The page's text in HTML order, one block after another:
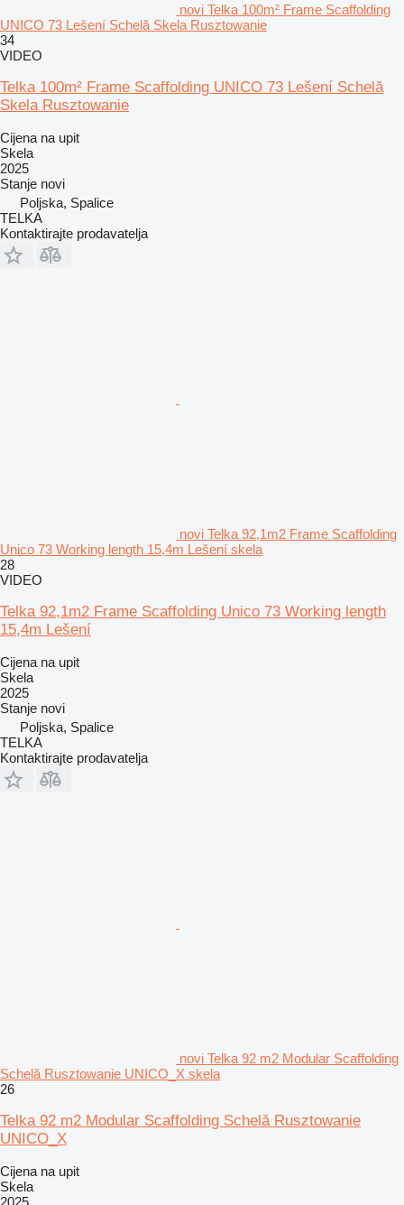
novi Telka 100m² Frame Scaffolding
UNICO 73 Lešení Schelă Skela Rusztowanie
34
VIDEO
Telka 100m² Frame Scaffolding UNICO 73 Lešení Schelă
Skela Rusztowanie
Cijena na upit
Skela
2025
Stanje novi
Poljska, Spalice
TELKA
Kontaktirajte prodavatelja
novi Telka 92,1m2 Frame Scaffolding
Unico 73 Working length 15,4m Lešení skela
28
VIDEO
Telka 92,1m2 Frame Scaffolding Unico 73 Working length
15,4m Lešení
Cijena na upit
Skela
2025
Stanje novi
Poljska, Spalice
TELKA
Kontaktirajte prodavatelja
novi Telka 92 m2 Modular Scaffolding
Schelă Rusztowanie UNICO_X skela
26
Telka 92 m2 Modular Scaffolding Schelă Rusztowanie
UNICO_X
Cijena na upit
Skela
2025